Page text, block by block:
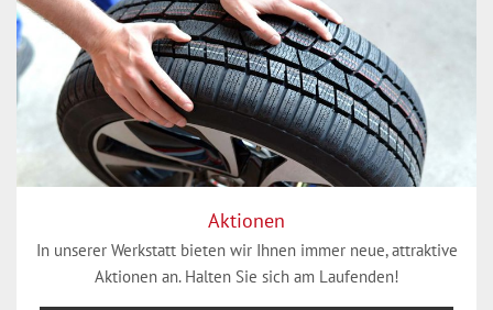
Aktionen
In unserer Werkstatt bieten wir Ihnen immer neue, attraktive
Aktionen an. Halten Sie sich am Laufenden!